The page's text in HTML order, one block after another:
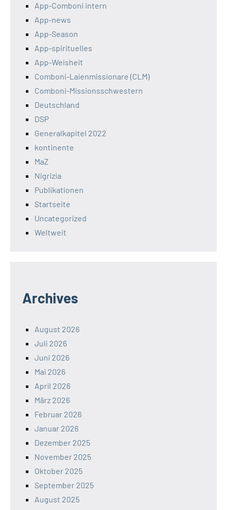
App-Comboni intern
App-news
App-Season
App-spirituelles
App-Weisheit
Comboni-Laienmissionare (CLM)
Comboni-Missionsschwestern
Deutschland
DSP
Generalkapitel 2022
kontinente
MaZ
Nigrizia
Publikationen
Startseite
Uncategorized
Weltweit
Archives
August 2026
Juli 2026
Juni 2026
Mai 2026
April 2026
März 2026
Februar 2026
Januar 2026
Dezember 2025
November 2025
Oktober 2025
September 2025
August 2025